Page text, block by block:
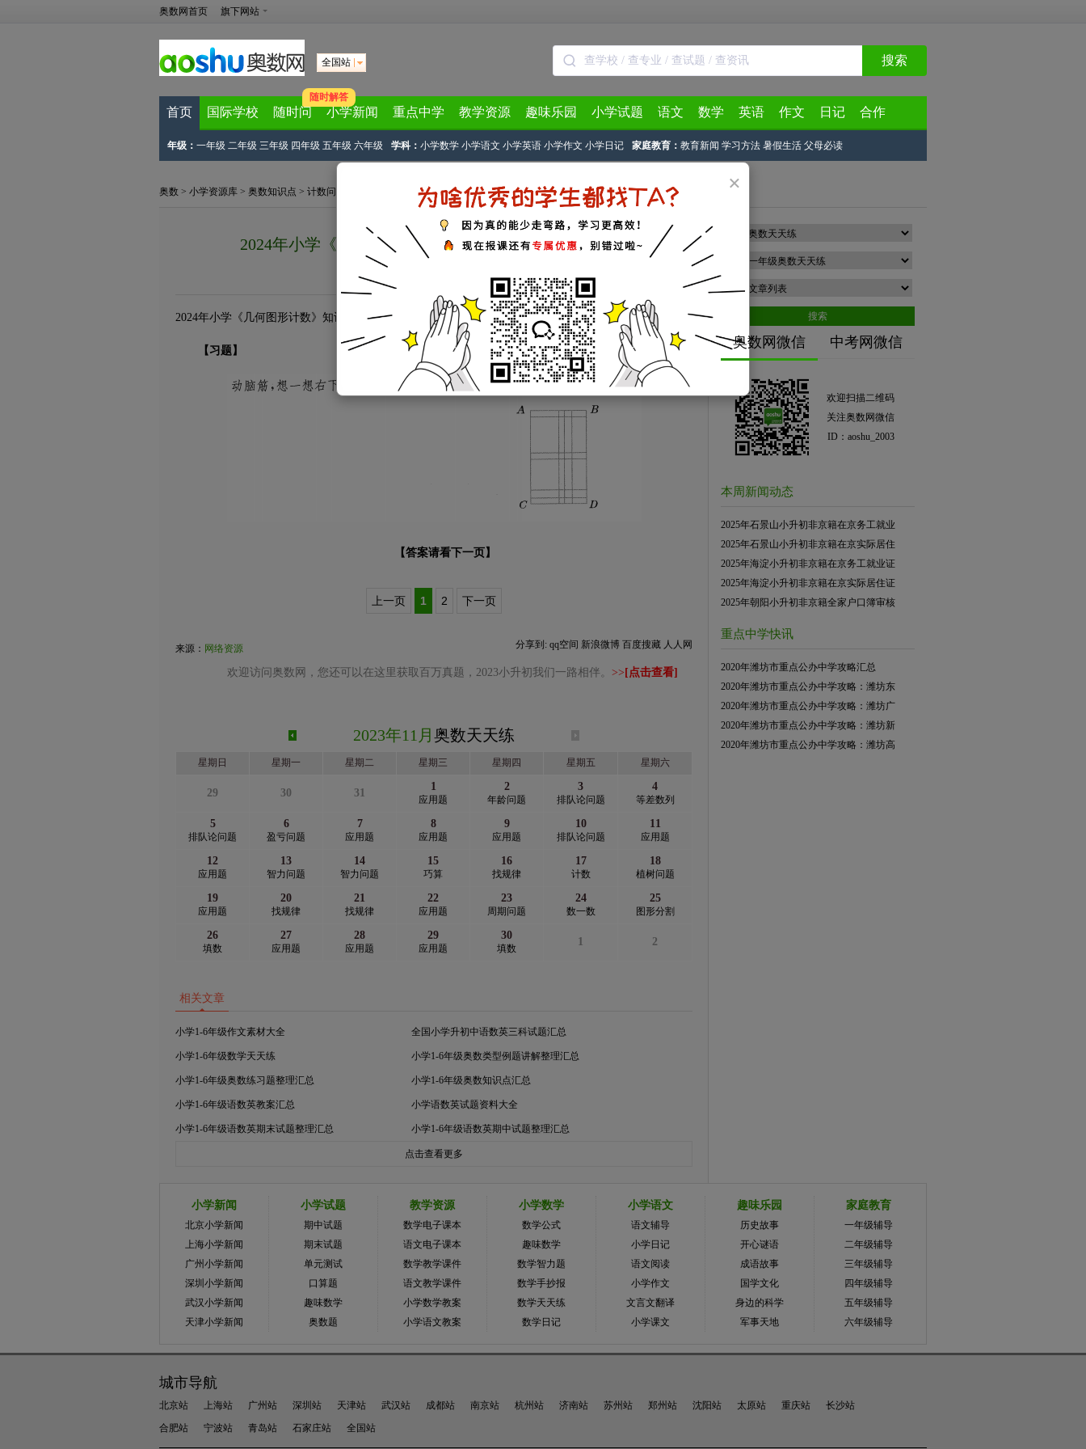
×
奥数网首页 旗下网站
全国站 搜索
首页 国际学校 随时问
随时解答
小学新闻 重点中学 教学资源 趣味乐园 小学试题 语文 数学 英语 作文 日记 合作
年级： 一年级 二年级 三年级 四年级 五年级 六年级 学科： 小学数学 小学语文 小学英语 小学作文 小学日记 家庭教育： 教育新闻 学习方法 暑假生活 父母必读
奥数 > 小学资源库 > 奥数知识点 > 计数问题 > 正文
2024年小学《几何图形计数》知识点习题及答案（十）
2024-05-19 18:44:08 下载试卷
2024年小学《几何图形计数》知识点习题及答案
【习题】
【答案请看下一页】
上一页 1 2 下一页
来源： 网络资源 分享到: qq空间 新浪微博 百度搜藏 人人网
欢迎访问奥数网，您还可以在这里获取百万真题，2023小升初我们一路相伴。 >> [点击查看]
2023年11月 奥数天天练
星期日 星期一 星期二 星期三 星期四 星期五 星期六
29 30 31
1
应用题
2
年龄问题
3
排队论问题
4
等差数列
5
排队论问题
6
盈亏问题
7
应用题
8
应用题
9
应用题
10
排队论问题
11
应用题
12
应用题
13
智力问题
14
智力问题
15
巧算
16
找规律
17
计数
18
植树问题
19
应用题
20
找规律
21
找规律
22
应用题
23
周期问题
24
数一数
25
图形分割
26
填数
27
应用题
28
应用题
29
应用题
30
填数
1 2
相关文章
小学1-6年级作文素材大全 全国小学升初中语数英三科试题汇总
小学1-6年级数学天天练 小学1-6年级奥数类型例题讲解整理汇总
小学1-6年级奥数练习题整理汇总 小学1-6年级奥数知识点汇总
小学1-6年级语数英教案汇总 小学语数英试题资料大全
小学1-6年级语数英期末试题整理汇总 小学1-6年级语数英期中试题整理汇总
点击查看更多
类型
搜索
奥数网微信 中考网微信
欢迎扫描二维码
关注奥数网微信
ID：aoshu_2003
本周新闻动态
2025年石景山小升初非京籍在京务工就业
2025年石景山小升初非京籍在京实际居住
2025年海淀小升初非京籍在京务工就业证
2025年海淀小升初非京籍在京实际居住证
2025年朝阳小升初非京籍全家户口簿审核
重点中学快讯
2020年潍坊市重点公办中学攻略汇总
2020年潍坊市重点公办中学攻略：潍坊东
2020年潍坊市重点公办中学攻略：潍坊广
2020年潍坊市重点公办中学攻略：潍坊新
2020年潍坊市重点公办中学攻略：潍坊高
小学新闻
北京小学新闻
上海小学新闻
广州小学新闻
深圳小学新闻
武汉小学新闻
天津小学新闻
小学试题
期中试题
期末试题
单元测试
口算题
趣味数学
奥数题
教学资源
数学电子课本
语文电子课本
数学教学课件
语文教学课件
小学数学教案
小学语文教案
小学数学
数学公式
趣味数学
数学智力题
数学手抄报
数学天天练
数学日记
小学语文
语文辅导
小学日记
语文阅读
小学作文
文言文翻译
小学课文
趣味乐园
历史故事
开心谜语
成语故事
国学文化
身边的科学
军事天地
家庭教育
一年级辅导
二年级辅导
三年级辅导
四年级辅导
五年级辅导
六年级辅导
城市导航
北京站 上海站 广州站 深圳站 天津站 武汉站 成都站 南京站 杭州站 济南站 苏州站 郑州站 沈阳站 太原站 重庆站
长沙站
合肥站
宁波站 青岛站 石家庄站 全国站